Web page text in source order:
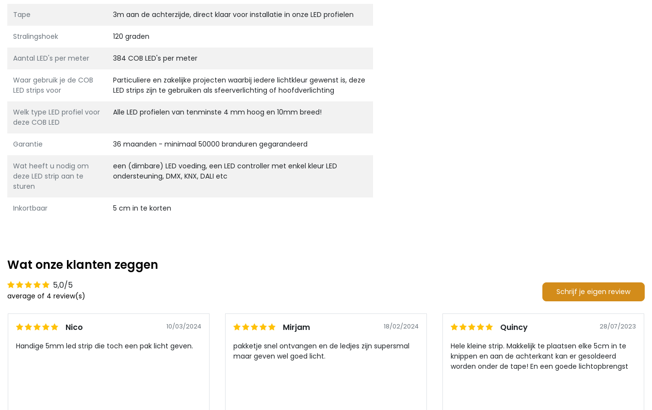
Tape 3m aan de achterzijde, direct klaar voor installatie in onze LED profielen
Stralingshoek 120 graden
Aantal LED's per meter 384 COB LED's per meter
Waar gebruik je de COB
LED strips voor
Particuliere en zakelijke projecten waarbij iedere lichtkleur gewenst is, deze
LED strips zijn te gebruiken als sfeerverlichting of hoofdverlichting
Welk type LED profiel voor
deze COB LED
Alle LED profielen van tenminste 4 mm hoog en 10mm breed!
Garantie 36 maanden - minimaal 50000 branduren gegarandeerd
Wat heeft u nodig om
deze LED strip aan te
sturen
een (dimbare) LED voeding, een LED controller met enkel kleur LED
ondersteuning, DMX, KNX, DALI etc
Inkortbaar 5 cm in te korten
Wat onze klanten zeggen
5,0/5
average of 4 review(s) Schrijf je eigen review
Nico 10/03/2024
Handige 5mm led strip die toch een pak licht geven.
Mirjam 18/02/2024
pakketje snel ontvangen en de ledjes zijn supersmal
maar geven wel goed licht.
Quincy 28/07/2023
Hele kleine strip. Makkelijk te plaatsen elke 5cm in te
knippen en aan de achterkant kan er gesoldeerd
worden onder de tape! En een goede lichtopbrengst